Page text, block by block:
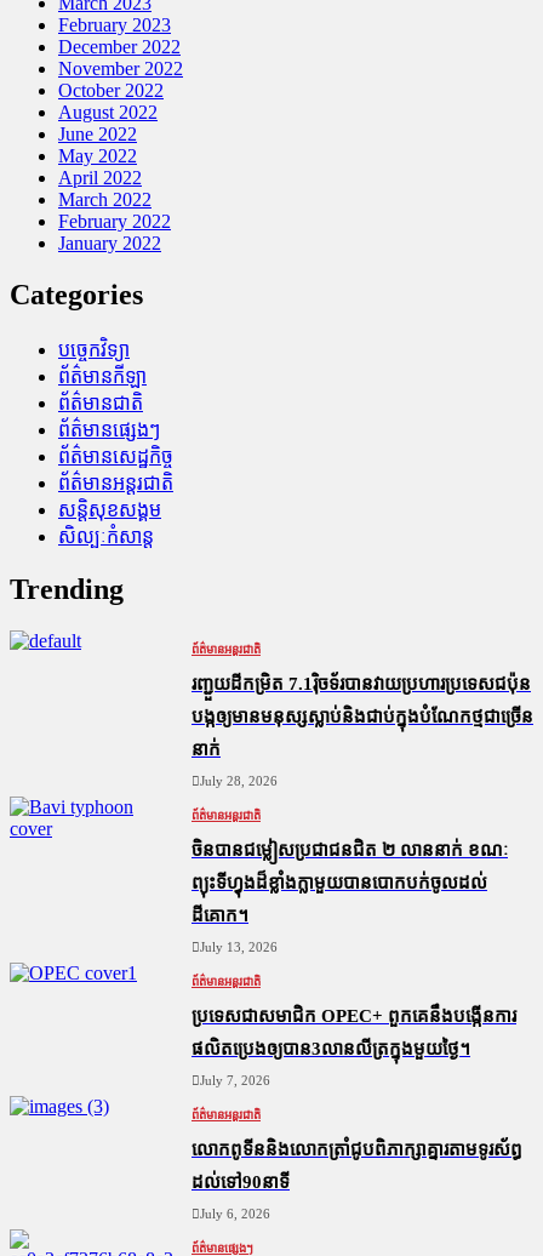
February 2023
December 2022
November 2022
October 2022
August 2022
June 2022
May 2022
April 2022
March 2022
February 2022
January 2022
Categories
បច្ចេកវិទ្យា
ព័ត៌មានកីឡា
ព័ត៌មានជាតិ
ព័ត៌មានផ្សេងៗ
ព័ត៌មានសេដ្ឋកិច្ច
ព័ត៌មានអន្តរជាតិ
សន្តិសុខសង្គម
សិល្បៈកំសាន្ត
Trending
ព័ត៌មានអន្តរជាតិ
រញ្ជួយដីកម្រិត​ 7.1រ៉ិចទ័របានវាយប្រហារប្រទេសជប៉ុន
បង្កឲ្យមានមនុស្សស្លាប់​និង​ជាប់ក្នុងបំណែកថ្មជាច្រើន
នាក់
July 28, 2026
ព័ត៌មានអន្តរជាតិ
ចិនបានជម្លៀសប្រជាជនជិត ២ លាននាក់ ខណៈ
ព្យុះទីហ្វុងដ៏ខ្លាំងក្លាមួយបានបោកបក់ចូលដល់
ដីគោក។
July 13, 2026
ព័ត៌មានអន្តរជាតិ
ប្រទេសជាសមាជិក OPEC+​ ពួកគេនឹងបង្កើនការ
ផលិតប្រេងឲ្យបាន3លានលីត្រក្នុងមួយថ្ងៃ។
July 7, 2026
ព័ត៌មានអន្តរជាតិ
លោកពូទីននិងលោកត្រាំជូបពិភាក្សាគ្នារតាមទូរស័ព្ធ
ដល់ទៅ90នាទី
July 6, 2026
ព័ត៌មានផ្សេងៗ